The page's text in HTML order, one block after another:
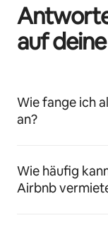
auf
Wie fange ich
an?
Wie häufig
Airbnb